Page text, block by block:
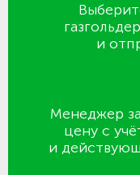
и
Менеджер
цену с
и